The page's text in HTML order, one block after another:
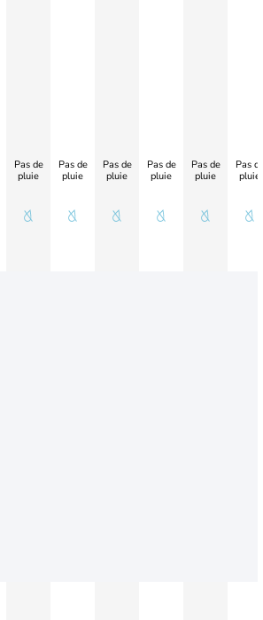
Pas de
pluie
Pas de
pluie
Pas de
pluie
Pas de
pluie
Pas de
pluie
Pas
pluie